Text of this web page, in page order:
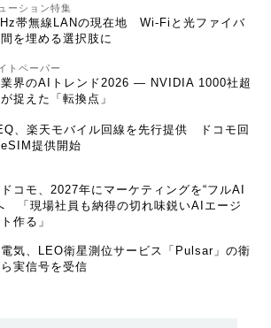
ーション特集
帯無線LANの現在地 Wi-Fiと光ファイバ
を埋める選択肢に
トペーパー
界のAIトレンド2026 ― NVIDIA 1000社超
捉えた「転換点」
、楽天モバイル回線を先行提供 ドコモ回
提供開始
コモ、2027年にマーケティングを“フルAI
「現場社員も納得の切れ味鋭いAIエージ
作る」
気、LEO衛星測位サービス「Pulsar」の衛
実信号を受信